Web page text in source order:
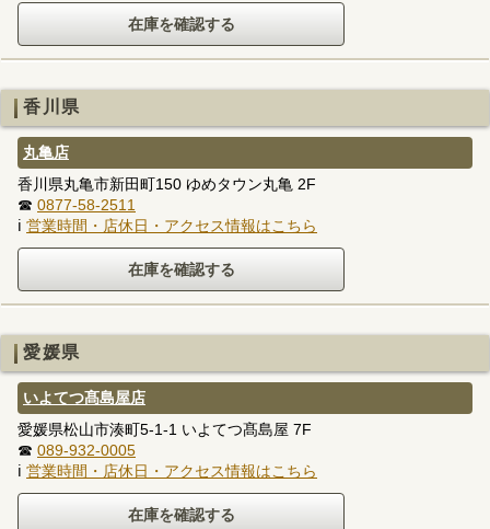
香川県
丸亀店
香川県丸亀市新田町150 ゆめタウン丸亀 2F
☎ 0877-58-2511
ℹ 営業時間・店休日・アクセス情報はこちら
愛媛県
いよてつ髙島屋店
愛媛県松山市湊町5-1-1 いよてつ髙島屋 7F
☎ 089-932-0005
ℹ 営業時間・店休日・アクセス情報はこちら